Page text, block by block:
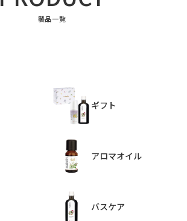
製品一覧
ギフト
アロマオイル
バスケア